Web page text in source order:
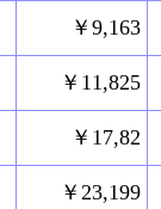
￥9,163
￥11,825
￥17,82
￥23,199